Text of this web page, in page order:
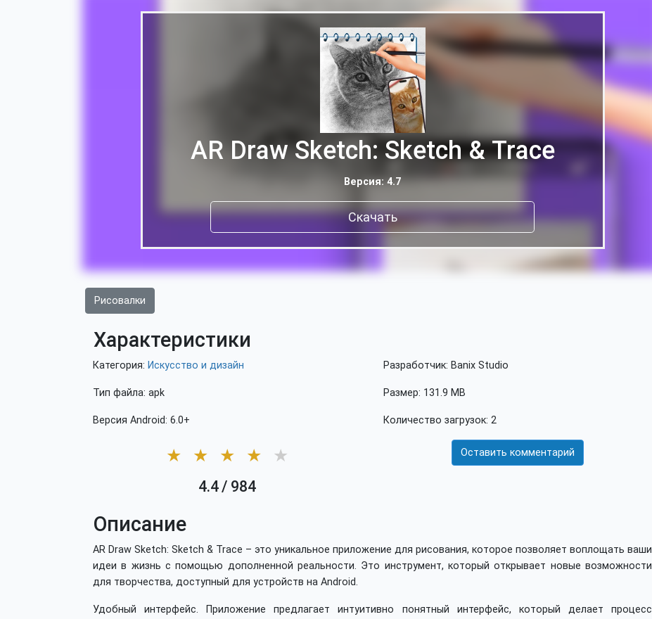
AR Draw Sketch: Sketch & Trace
Версия: 4.7
Скачать
Рисовалки
Характеристики
Категория: Искусство и дизайн
Тип файла: apk
Версия Android: 6.0+
Разработчик: Banix Studio
Размер: 131.9 MB
Количество загрузок: 2
★ ★ ★ ★ ★
4.4/ 984
Оставить комментарий
Описание
AR Draw Sketch: Sketch & Trace – это уникальное приложение для рисования, которое позволяет воплощать ваши
идеи в жизнь с помощью дополненной реальности. Это инструмент, который открывает новые возможности
для творчества, доступный для устройств на Android.
Удобный интерфейс. Приложение предлагает интуитивно понятный интерфейс, который делает процесс